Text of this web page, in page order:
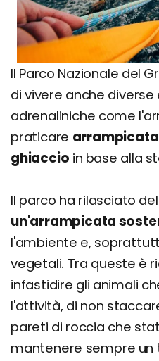
Il Parco Nazionale del
di vivere anche diverse
adrenaliniche come
praticare arrampicata
ghiaccio in base alla
Il parco ha rilasciato
un'arrampicata
l'ambiente e,
vegetali. Tra queste è
infastidire gli animali
l'attività, di non
pareti di roccia che
mantenere sempre